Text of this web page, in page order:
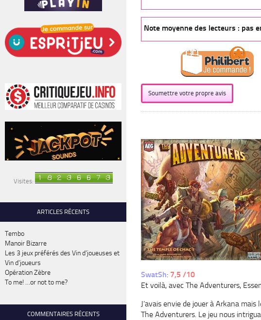
Note moyenne des lecteurs : pas
Soumettre votre propre avis
SwatSh: 7,5 /10
Et voilà, avec The Adventurers,
J’avais envie de jouer à Arkana mais
The Adventurers. Le jeu nous
Visites:
ARTICLES RÉCENTS
Tembo
Manoir Bizarre
Les 3 jeux préférés des Vin d’joueuses et
Vin d’joueurs
Opération Zèbre
To me! …or not to me?
COMMENTAIRES RÉCENTS